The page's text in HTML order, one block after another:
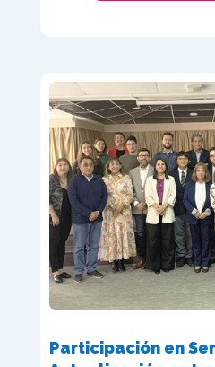
Participación en